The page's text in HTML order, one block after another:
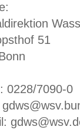
51
0228/7090-0